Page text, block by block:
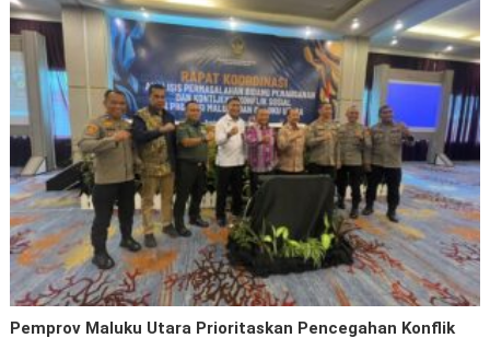
Pemprov Maluku Utara Prioritaskan Pencegahan Konflik